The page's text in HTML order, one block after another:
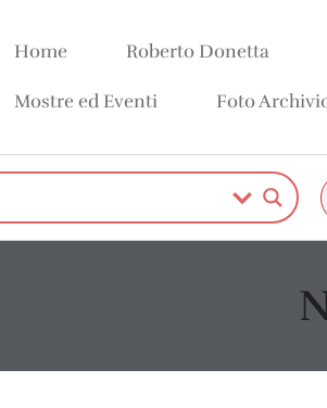
Home Roberto Donetta
Mostre ed Eventi Foto